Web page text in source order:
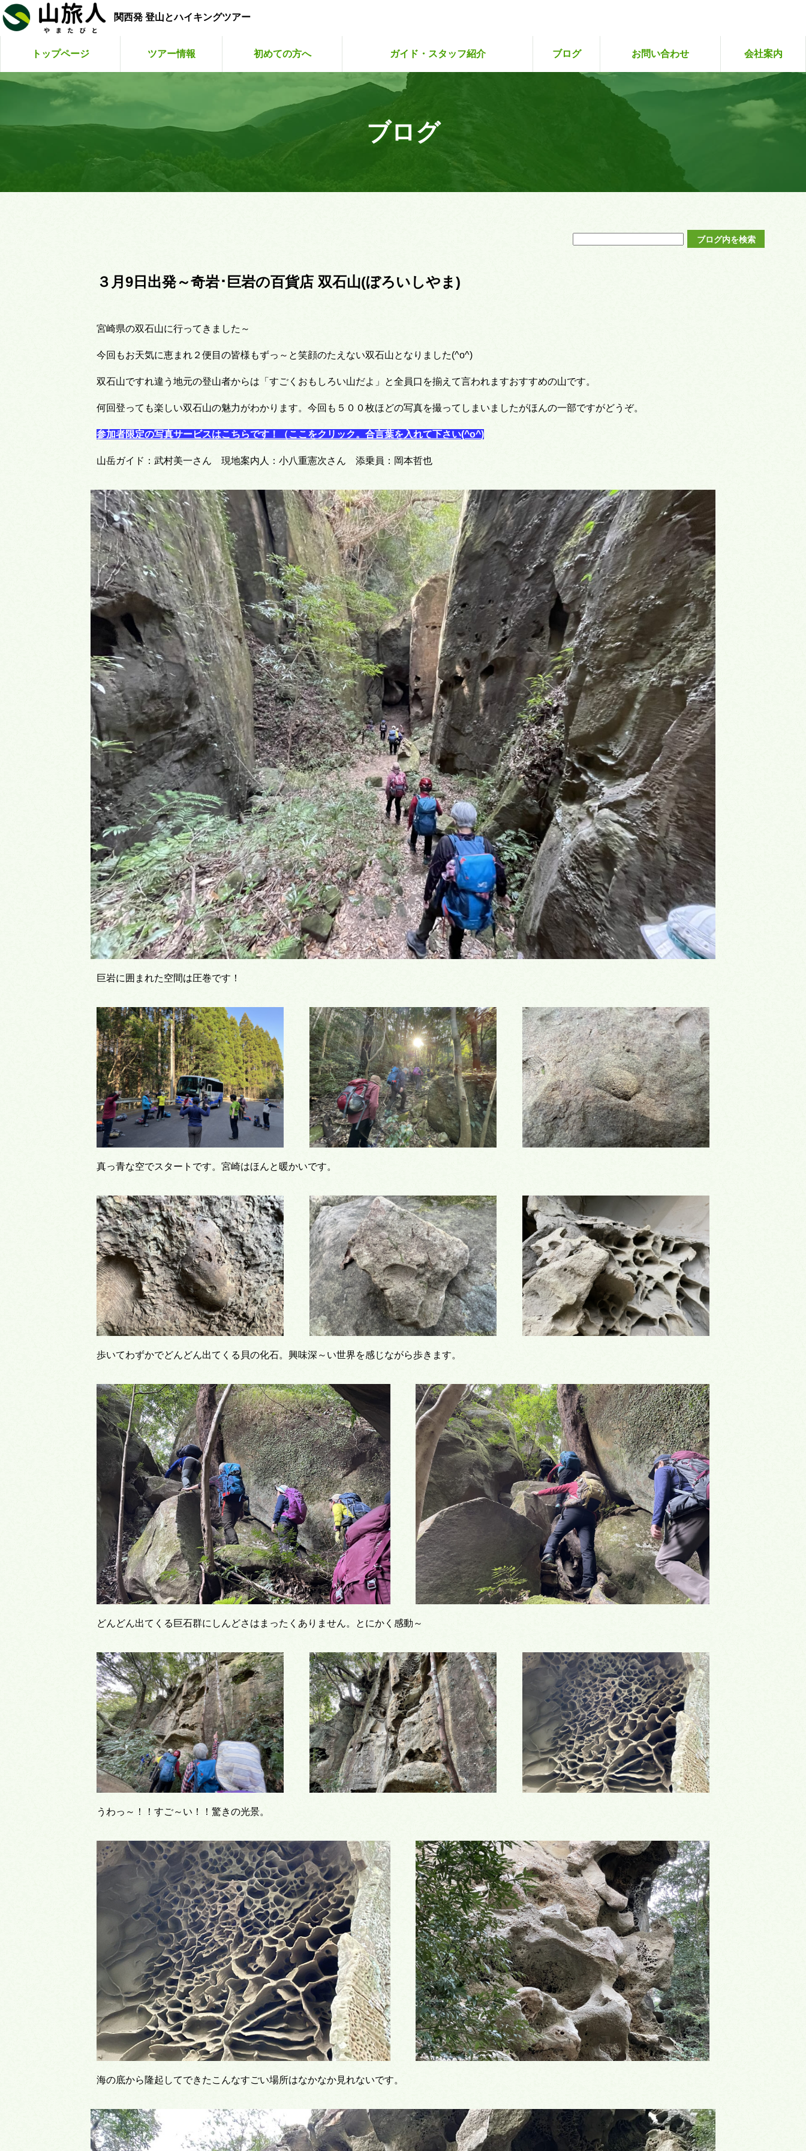
関西発 登山とハイキングツアー
トップページ ツアー情報 初めての方へ ガイド・スタッフ紹介 ブログ
ツアーレポート
専攻販売状況（企
お客さまの声
お問い合わせ
ツアー予約
初めての方
２回目～
ツアーにご参加いただいた皆さまへ
会社案内
旅行業約款
サイト・プライバシーポ
ブログ
３月9日出発～奇岩･巨岩の百貨店 双石山(ぼろいしやま)
宮崎県の双石山に行ってきました～
今回もお天気に恵まれ２便目の皆様もずっ～と笑顔のたえない双石山となりました(^o^)
双石山ですれ違う地元の登山者からは「すごくおもしろい山だよ」と全員口を揃えて言われますおすすめの山です。
何回登っても楽しい双石山の魅力がわかります。今回も５００枚ほどの写真を撮ってしまいましたがほんの一部ですがどうぞ。
参加者限定の写真サービスはこちらです！（ここをクリック。合言葉を入れて下さい(^o^)
山岳ガイド：武村美一さん 現地案内人：小八重憲次さん 添乗員：岡本哲也
巨岩に囲まれた空間は圧巻です！
真っ青な空でスタートです。宮崎はほんと暖かいです。
歩いてわずかでどんどん出てくる貝の化石。興味深～い世界を感じながら歩きます。
どんどん出てくる巨石群にしんどさはまったくありません。とにかく感動～
うわっ～！！すご～い！！驚きの光景。
海の底から隆起してできたこんなすごい場所はなかなか見れないです。